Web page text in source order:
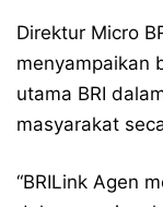
Direktur Micro
menyampaikan
utama BRI
masyarakat
“BRILink Agen